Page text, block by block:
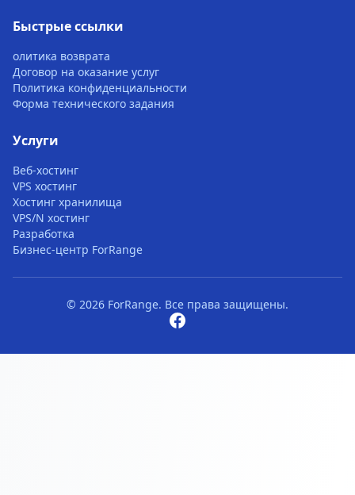
Быстрые ссылки
олитика возврата
Договор на оказание услуг
Политика конфиденциальности
Форма технического задания
Услуги
Веб-хостинг
VPS хостинг
Хостинг хранилища
VPS/N хостинг
Разработка
Бизнес-центр ForRange
© 2026 ForRange. Все права защищены.